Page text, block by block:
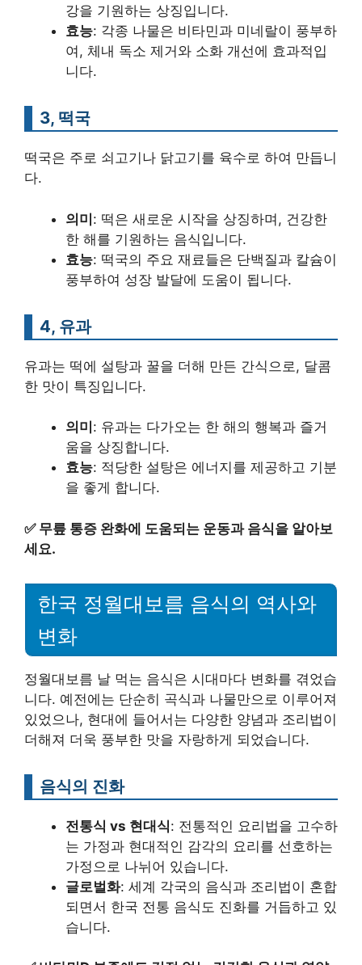
강을 기원하는 상징입니다.
효능: 각종 나물은 비타민과 미네랄이 풍부하
여, 체내 독소 제거와 소화 개선에 효과적입
니다.
3, 떡국
떡국은 주로 쇠고기나 닭고기를 육수로 하여 만듭니
다.
의미: 떡은 새로운 시작을 상징하며, 건강한
한 해를 기원하는 음식입니다.
효능: 떡국의 주요 재료들은 단백질과 칼슘이
풍부하여 성장 발달에 도움이 됩니다.
4, 유과
유과는 떡에 설탕과 꿀을 더해 만든 간식으로, 달콤
한 맛이 특징입니다.
의미 : 유과는 다가오는 한 해의 행복과 즐거
움을 상징합니다.
효능: 적당한 설탕은 에너지를 제공하고 기분
을 좋게 합니다.
✅ 무릎 통증 완화에 도움되는 운동과 음식을 알아보
세요.
한국 정월대보름 음식의 역사와
변화
정월대보름 날 먹는 음식은 시대마다 변화를 겪었습
니다. 예전에는 단순히 곡식과 나물만으로 이루어져
있었으나, 현대에 들어서는 다양한 양념과 조리법이
더해져 더욱 풍부한 맛을 자랑하게 되었습니다.
음식의 진화
전통식 vs 현대식: 전통적인 요리법을 고수하
는 가정과 현대적인 감각의 요리를 선호하는
가정으로 나뉘어 있습니다.
글로벌화: 세계 각국의 음식과 조리법이 혼합
되면서 한국 전통 음식도 진화를 거듭하고 있
습니다.